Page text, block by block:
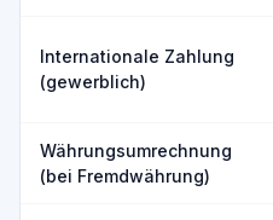
Internationale Zahlung
(gewerblich)
Währungsumrechnung
(bei Fremdwährung)